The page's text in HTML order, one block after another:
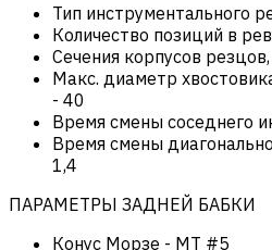
Тип инструментального
Количество позиций в
Сечения корпусов
Макс. диаметр
- 40
Время смены соседнего
Время смены
1,4
ПАРАМЕТРЫ ЗАДНЕЙ БАБКИ
Конус Морзе - MT #5